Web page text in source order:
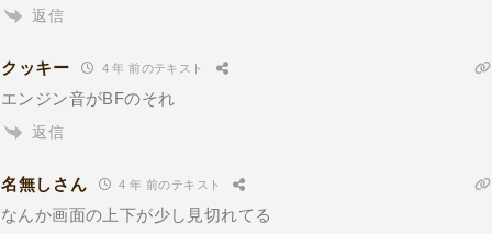
返信
クッキー 4 年 前のテキスト
エンジン音がBFのそれ
返信
名無しさん 4 年 前のテキスト
なんか画面の上下が少し見切れてる